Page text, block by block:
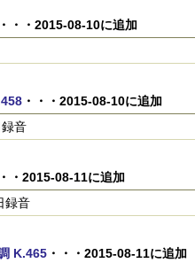
・・2015-08-10に追加
・・・2015-08-10に追加
音
・2015-08-11に追加
録音
K.465・・・2015-08-11に追加